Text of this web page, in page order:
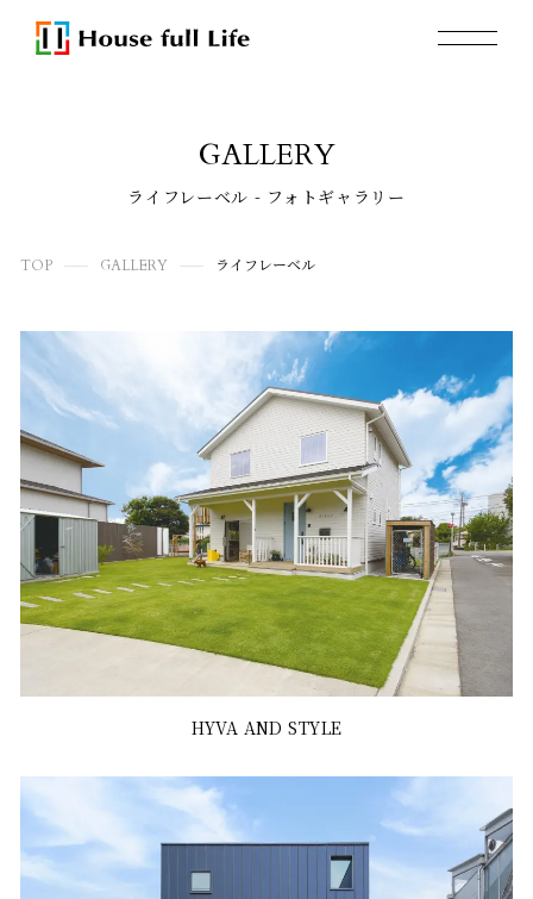
GALLERY
ライフレーベル - フォトギャラリー
TOP GALLERY ライフレーベル
HYVA AND STYLE